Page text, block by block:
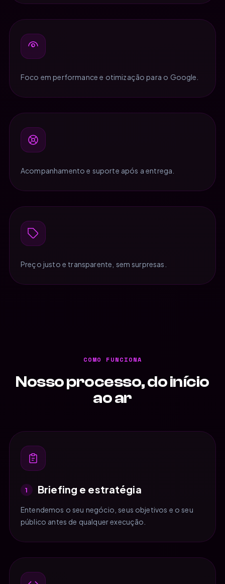
Foco em performance e otimização para o Google.
Acompanhamento e suporte após a entrega.
Preço justo e transparente, sem surpresas.
COMO FUNCIONA
Nosso processo, do início
ao ar
1 Briefing e estratégia
Entendemos o seu negócio, seus objetivos e o seu
público antes de qualquer execução.